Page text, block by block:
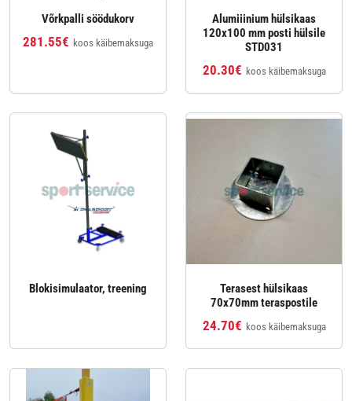
Võrkpalli söödukorv
281.55€ koos käibemaksuga
Alumiiinium hülsikaas
120x100 mm posti hülsile
STD031
20.30€ koos käibemaksuga
Blokisimulaator, treening
Terasest hülsikaas
70x70mm teraspostile
24.70€ koos käibemaksuga